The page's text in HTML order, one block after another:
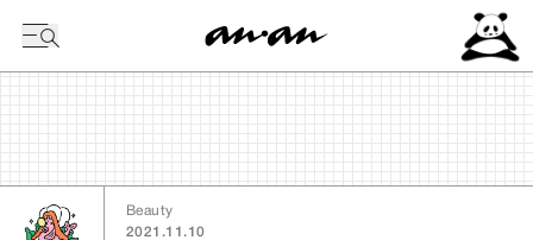
Beauty
2021.11.10